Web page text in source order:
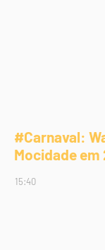
#Carnaval:
Mocidade em
15:40